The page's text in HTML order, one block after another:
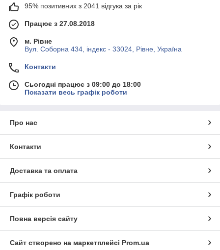
95% позитивних з 2041 відгука за рік
Працює з 27.08.2018
м. Рівне
Вул. Соборна 434, індекс - 33024, Рівне, Україна
Контакти
Сьогодні працює з 09:00 до 18:00
Показати весь графік роботи
Про нас
Контакти
Доставка та оплата
Графік роботи
Повна версія сайту
Сайт створено на маркетплейсі Prom.ua